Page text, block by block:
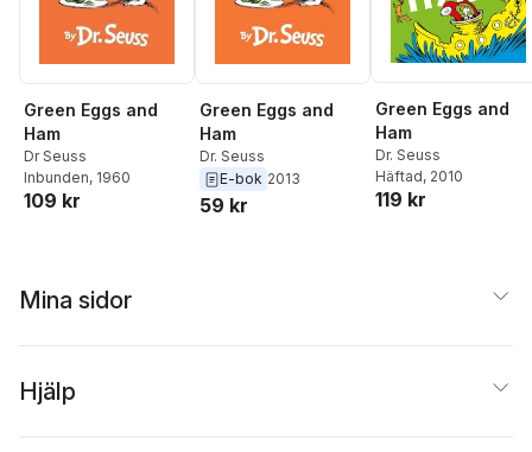
Green Eggs and
Ham
Dr Seuss
Inbunden, 1960
109 kr
Green Eggs and
Ham
Dr. Seuss
E-bok 2013
59 kr
Green Eggs and
Ham
Dr. Seuss
Häftad, 2010
119 kr
Mina sidor
Hjälp